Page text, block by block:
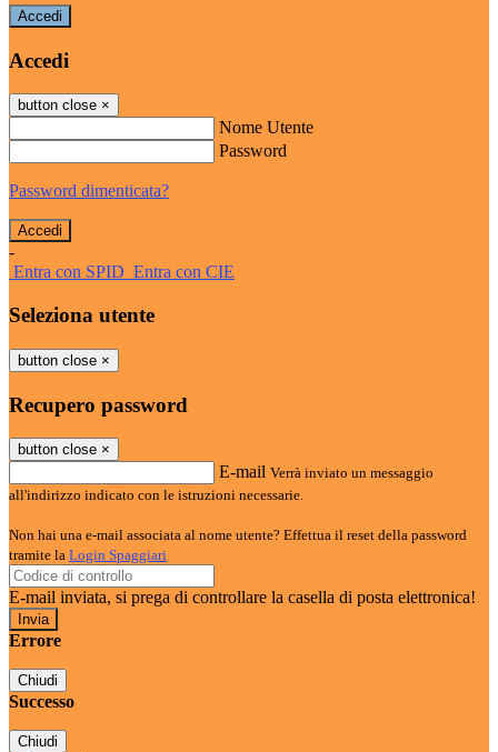
Accedi
Accedi
button close ×
Nome Utente
Password
Password dimenticata?
-
Entra con SPID Entra con CIE
Seleziona utente
button close ×
Recupero password
button close ×
E-mail Verrà inviato un messaggio
all'indirizzo indicato con le istruzioni necessarie.
Non hai una e-mail associata al nome utente? Effettua il reset della password
tramite la Login Spaggiari
E-mail inviata, si prega di controllare la casella di posta elettronica!
Errore
Chiudi
Successo
Chiudi